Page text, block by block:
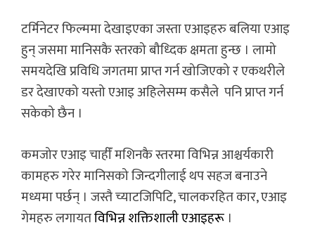
टर्मिनेटर फिल्ममा देखाइएका जस्ता एआइहरु बलिया एआइ
हुन् जसमा मानिसकै स्तरको बौध्दिक क्षमता हुन्छ । लामो
समयदेखि प्रविधि जगतमा प्राप्त गर्न खोजिएको र एकथरीले
डर देखाएको यस्तो एआइ अहिलेसम्म कसैले पनि प्राप्त गर्न
सकेको छैन ।
कमजोर एआइ चाहीँ मशिनकै स्तरमा विभिन्न आश्चर्यकारी
कामहरु गरेर मानिसको जिन्दगीलाई थप सहज बनाउने
मध्यमा पर्छन् । जस्तै च्याटजिपिटि, चालकरहित कार, एआइ
गेमहरु लगायतविभिन्न शक्तिशाली एआइहरू ।